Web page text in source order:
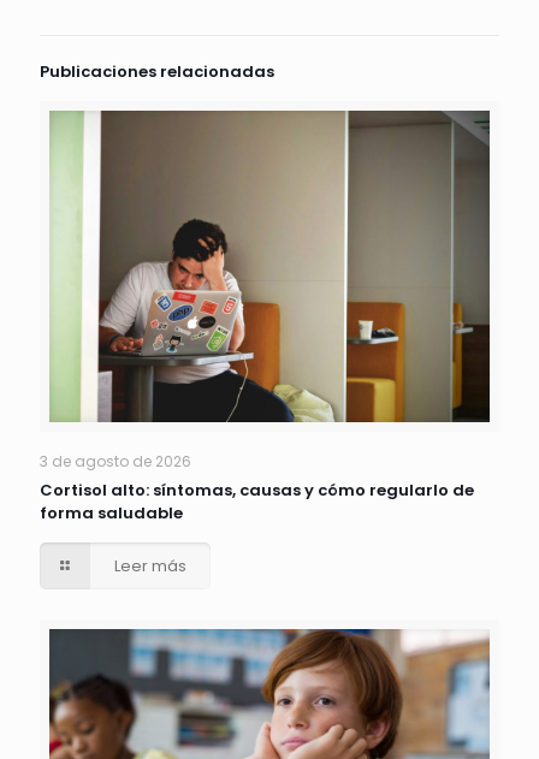
Publicaciones relacionadas
3 de agosto de 2026
Cortisol alto: síntomas, causas y cómo regularlo de
forma saludable
Leer más